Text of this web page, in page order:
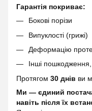
Гарантія покриває:
Бокові порізи
Випуклості (грижі)
Деформацію
Інші
Протягом 30 днів ви
Ми — єдиний
навіть після їх